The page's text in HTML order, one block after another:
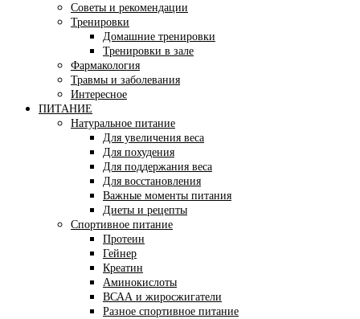
Советы и рекомендации
Тренировки
Домашние тренировки
Тренировки в зале
Фармакология
Травмы и заболевания
Интересное
ПИТАНИЕ
Натуральное питание
Для увеличения веса
Для похудения
Для поддержания веса
Для восстановления
Важные моменты питания
Диеты и рецепты
Спортивное питание
Протеин
Гейнер
Креатин
Аминокислоты
ВСАА и жиросжигатели
Разное спортивное питание